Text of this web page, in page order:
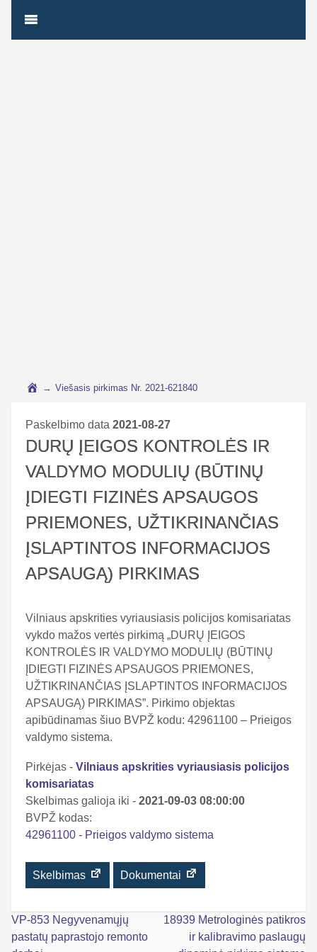
→ Viešasis pirkimas Nr. 2021-621840
Paskelbimo data 2021-08-27
DURŲ ĮEIGOS KONTROLĖS IR
VALDYMO MODULIŲ (BŪTINŲ
ĮDIEGTI FIZINĖS APSAUGOS
PRIEMONES, UŽTIKRINANČIAS
ĮSLAPTINTOS INFORMACIJOS
APSAUGĄ) PIRKIMAS
Vilniaus apskrities vyriausiasis policijos komisariatas
vykdo mažos vertės pirkimą „DURŲ ĮEIGOS
KONTROLĖS IR VALDYMO MODULIŲ (BŪTINŲ
ĮDIEGTI FIZINĖS APSAUGOS PRIEMONES,
UŽTIKRINANČIAS ĮSLAPTINTOS INFORMACIJOS
APSAUGĄ) PIRKIMAS”. Pirkimo objektas
apibūdinamas šiuo BVPŽ kodu: 42961100 – Prieigos
valdymo sistema.
Pirkėjas - Vilniaus apskrities vyriausiasis policijos
komisariatas
Skelbimas galioja iki - 2021-09-03 08:00:00
BVPŽ kodas:
42961100 - Prieigos valdymo sistema
Skelbimas Dokumentai
Navigacija
VP-853 Negyvenamųjų
pastatų paprastojo remonto
18939 Metrologinės patikros
ir kalibravimo paslaugų